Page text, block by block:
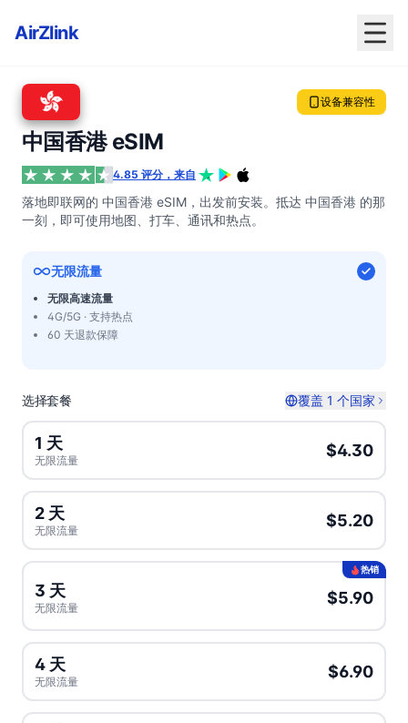
AirZlink
设备兼容性
中国香港 eSIM
4.85 评分，来自
落地即联网的 中国香港 eSIM，出发前安装。抵达 中国香港 的那
一刻，即可使用地图、打车、通讯和热点。
无限流量
无限高速流量
4G/5G · 支持热点
60 天退款保障
选择套餐 覆盖 1 个国家
1 天
无限流量
$4.30
2 天
无限流量
$5.20
热销
3 天
无限流量
$5.90
4 天
无限流量
$6.90